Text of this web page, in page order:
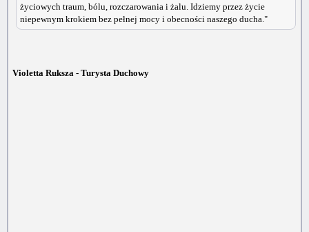
życiowych traum, bólu, rozczarowania i żalu. Idziemy przez życie
niepewnym krokiem bez pełnej mocy i obecności naszego ducha."
Violetta Ruksza - Turysta Duchowy